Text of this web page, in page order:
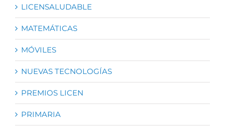
LICENSALUDABLE
MATEMÁTICAS
MÓVILES
NUEVAS TECNOLOGÍAS
PREMIOS LICEN
PRIMARIA